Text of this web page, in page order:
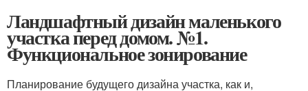
Ландшафтный дизайн маленького
участка перед домом. №1.
Функциональное зонирование
Планирование будущего дизайна участка, как и,